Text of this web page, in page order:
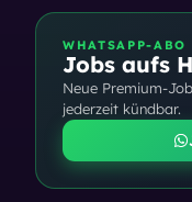
WHATSAPP-ABO
Jobs aufs
Neue Premium-
jederzeit kündbar.